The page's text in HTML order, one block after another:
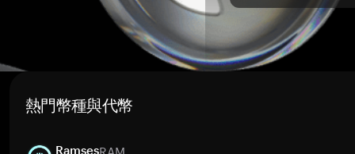
熱門幣種與代幣
RamsesRAM